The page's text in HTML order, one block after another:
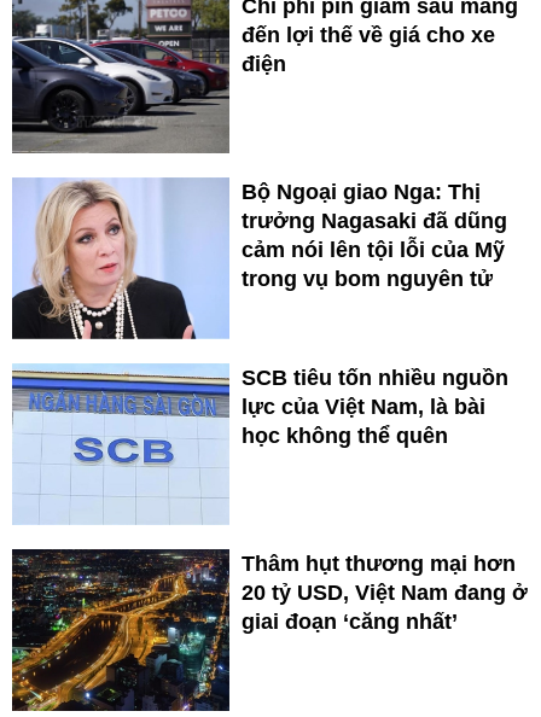
Chi phí pin giảm sâu mang
đến lợi thế về giá cho xe
điện
Bộ Ngoại giao Nga: Thị
trưởng Nagasaki đã dũng
cảm nói lên tội lỗi của Mỹ
trong vụ bom nguyên tử
SCB tiêu tốn nhiều nguồn
lực của Việt Nam, là bài
học không thể quên
Thâm hụt thương mại hơn
20 tỷ USD, Việt Nam đang ở
giai đoạn ‘căng nhất’